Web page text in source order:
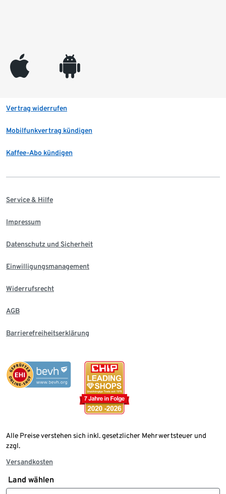
appleinc android
Vertrag widerrufen
Mobilfunkvertrag kündigen
Kaffee-Abo kündigen
Service & Hilfe
Impressum
Datenschutz und Sicherheit
Einwilligungsmanagement
Widerrufsrecht
AGB
Barrierefreiheitserklärung
Alle Preise verstehen sich inkl. gesetzlicher Mehrwertsteuer und
zzgl.
Versandkosten
Land wählen